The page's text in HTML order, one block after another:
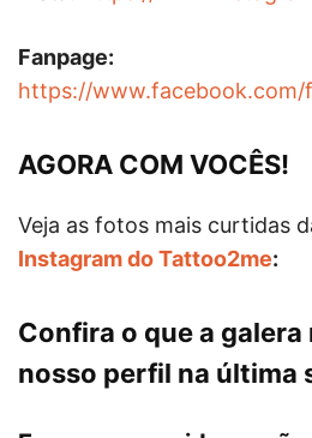
Fanpage:
https://www.facebook.com/
AGORA COM VOCÊS!
Veja as fotos mais curtidas
Instagram do Tattoo2me:
Confira o que a
nosso perfil na última